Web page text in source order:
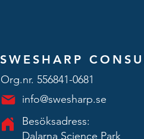
SWESHARP
Org.nr. 556841-0681
info@swesharp.se
Besöksadress:
Dalarna Science Park